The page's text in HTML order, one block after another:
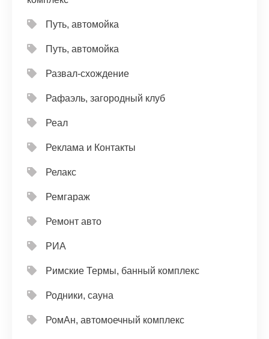
Путь, автомойка
Путь, автомойка
Развал-схождение
Рафаэль, загородный клуб
Реал
Реклама и Контакты
Релакс
Ремгараж
Ремонт авто
РИА
Римские Термы, банный комплекс
Родники, сауна
РомАн, автомоечный комплекс